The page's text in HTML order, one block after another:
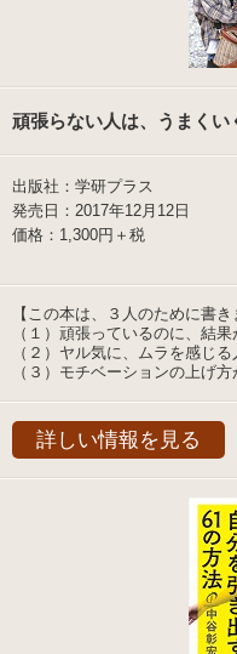
頑張らない人は、うまくい
出版社：学研プラス
発売日：2017年12月12日
価格：1,300円＋税
【この本は、３人のために書き
（１）頑張っているのに、結果
（２）ヤル気に、ムラを感じる
（３）モチベーションの上げ方
詳しい情報を見る